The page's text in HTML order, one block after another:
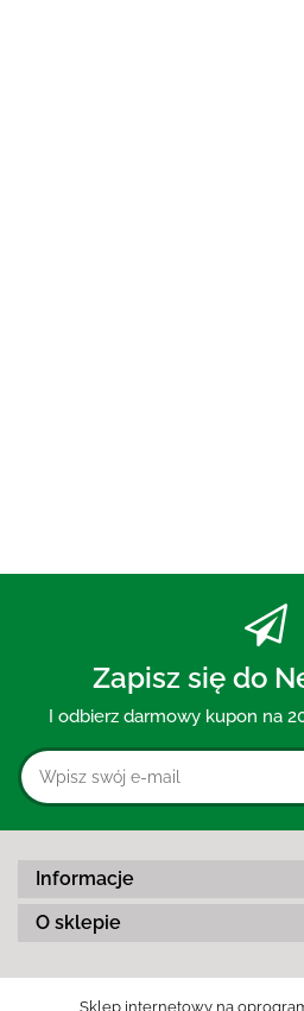
Zapisz się do
I odbierz darmowy kupon na
Informacje
O sklepie
Sklep internetowy na